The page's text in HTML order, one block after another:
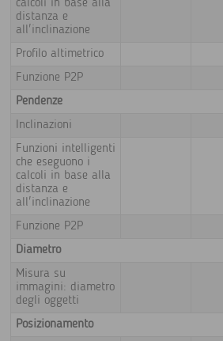
calcoli in base alla
distanza e
all'inclinazione
Profilo altimetrico
Funzione P2P
Pendenze
Inclinazioni
Funzioni intelligenti
che eseguono i
calcoli in base alla
distanza e
all'inclinazione
Funzione P2P
Diametro
Misura su
immagini: diametro
degli oggetti
Posizionamento